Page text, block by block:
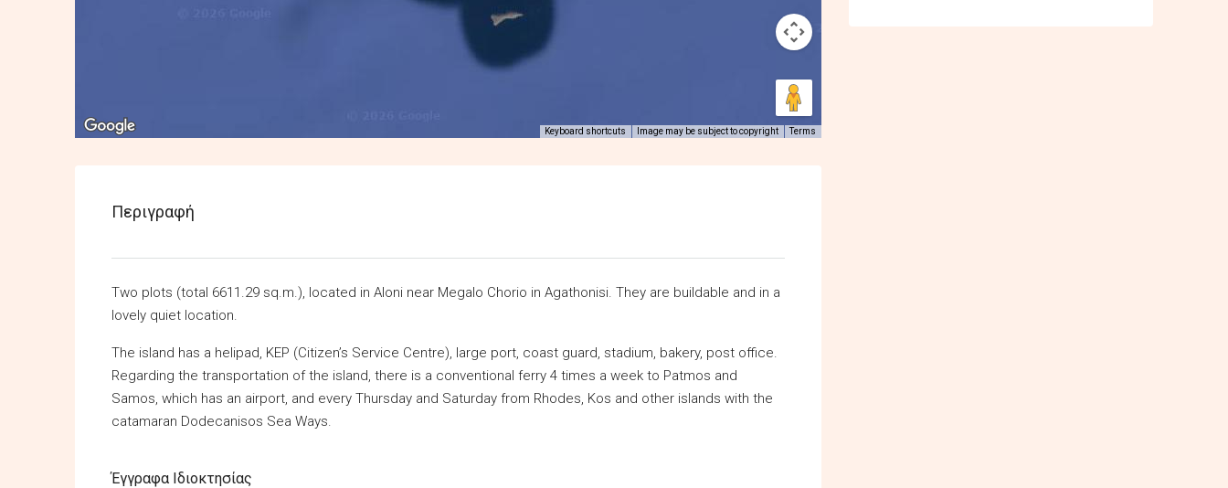
Keyboard shortcuts Image may be subject to copyright Terms
Περιγραφή
Two plots (total 6611.29 sq.m.), located in Aloni near Megalo Chorio in Agathonisi. They are buildable and in a
lovely quiet location.
The island has a helipad, KEP (Citizen’s Service Centre), large port, coast guard, stadium, bakery, post office.
Regarding the transportation of the island, there is a conventional ferry 4 times a week to Patmos and
Samos, which has an airport, and every Thursday and Saturday from Rhodes, Kos and other islands with the
catamaran Dodecanisos Sea Ways.
Έγγραφα Ιδιοκτησίας